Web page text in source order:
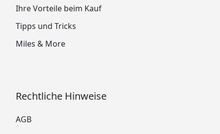
Ihre Vorteile beim Kauf
Tipps und Tricks
Miles & More
Rechtliche Hinweise
AGB